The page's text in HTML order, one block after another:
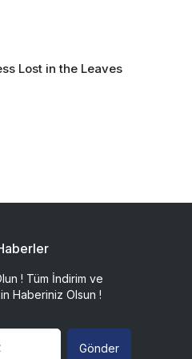
Lost in the Leaves
! Tüm İndirim ve
Haberiniz Olsun !
Gönder